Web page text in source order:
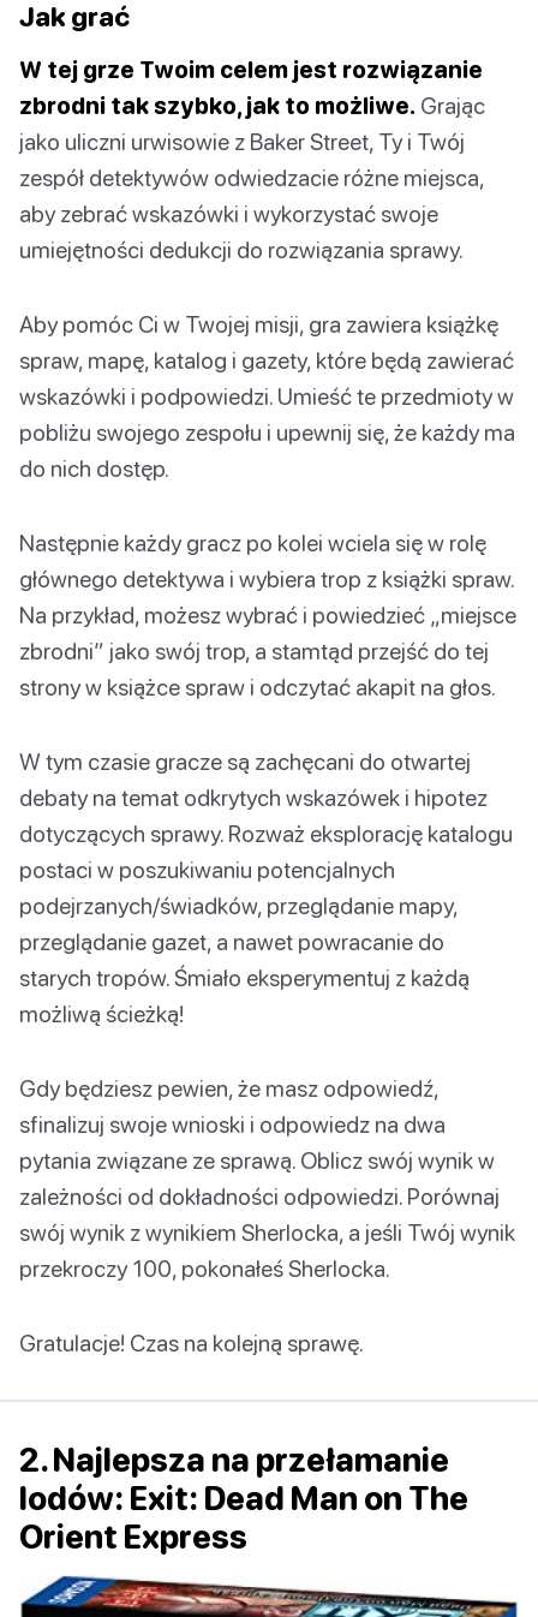
Jak grać
W tej grze Twoim celem jest rozwiązanie
zbrodni tak szybko, jak to możliwe. Grając
jako uliczni urwisowie z Baker Street, Ty i Twój
zespół detektywów odwiedzacie różne miejsca,
aby zebrać wskazówki i wykorzystać swoje
umiejętności dedukcji do rozwiązania sprawy.
Aby pomóc Ci w Twojej misji, gra zawiera książkę
spraw, mapę, katalog i gazety, które będą zawierać
wskazówki i podpowiedzi. Umieść te przedmioty w
pobliżu swojego zespołu i upewnij się, że każdy ma
do nich dostęp.
Następnie każdy gracz po kolei wciela się w rolę
głównego detektywa i wybiera trop z książki spraw.
Na przykład, możesz wybrać i powiedzieć „miejsce
zbrodni” jako swój trop, a stamtąd przejść do tej
strony w książce spraw i odczytać akapit na głos.
W tym czasie gracze są zachęcani do otwartej
debaty na temat odkrytych wskazówek i hipotez
dotyczących sprawy. Rozważ eksplorację katalogu
postaci w poszukiwaniu potencjalnych
podejrzanych/świadków, przeglądanie mapy,
przeglądanie gazet, a nawet powracanie do
starych tropów. Śmiało eksperymentuj z każdą
możliwą ścieżką!
Gdy będziesz pewien, że masz odpowiedź,
sfinalizuj swoje wnioski i odpowiedz na dwa
pytania związane ze sprawą. Oblicz swój wynik w
zależności od dokładności odpowiedzi. Porównaj
swój wynik z wynikiem Sherlocka, a jeśli Twój wynik
przekroczy 100, pokonałeś Sherlocka.
Gratulacje! Czas na kolejną sprawę.
2. Najlepsza na przełamanie
lodów: Exit: Dead Man on The
Orient Express